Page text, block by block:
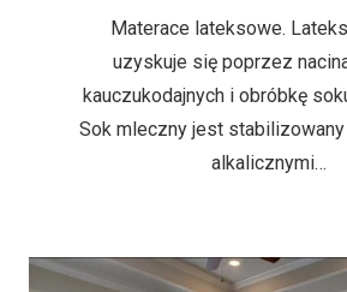
Materace lateksowe.
uzyskuje się poprzez
kauczukodajnych i obróbkę
Sok mleczny jest
alkalicznymi…